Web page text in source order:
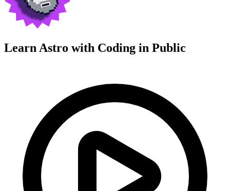
Learn Astro with Coding in Public